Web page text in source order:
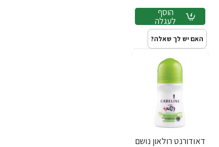
הוסף
לעגלה
האם יש לך שאלה?
דאודורנט רולאון נושם